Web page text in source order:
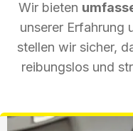
Wir bieten
unserer Erfahrung
stellen wir sicher,
reibungslos und